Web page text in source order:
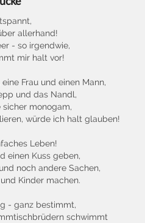
allerhand!
- so irgendwie,
mir halt vor!
Frau und einen Mann,
und das Nandl,
sicher monogam,
würde ich halt glauben!
Leben!
einen Kuss geben,
noch andere Sachen,
Kinder machen.
- ganz bestimmt,
schwimmt